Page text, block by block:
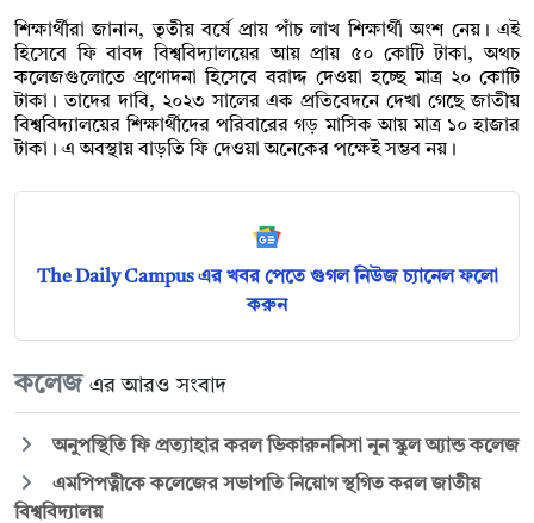
শিক্ষার্থীরা জানান, তৃতীয় বর্ষে প্রায় পাঁচ লাখ শিক্ষার্থী অংশ নেয়। এই
হিসেবে ফি বাবদ বিশ্ববিদ্যালয়ের আয় প্রায় ৫০ কোটি টাকা, অথচ
কলেজগুলোতে প্রণোদনা হিসেবে বরাদ্দ দেওয়া হচ্ছে মাত্র ২০ কোটি
টাকা। তাদের দাবি, ২০২৩ সালের এক প্রতিবেদনে দেখা গেছে জাতীয়
বিশ্ববিদ্যালয়ের শিক্ষার্থীদের পরিবারের গড় মাসিক আয় মাত্র ১০ হাজার
টাকা। এ অবস্থায় বাড়তি ফি দেওয়া অনেকের পক্ষেই সম্ভব নয়।
The Daily Campus এর খবর পেতে গুগল নিউজ চ্যানেল ফলো
করুন
কলেজ এর আরও সংবাদ
অনুপস্থিতি ফি প্রত্যাহার করল ভিকারুননিসা নূন স্কুল অ্যান্ড কলেজ
এমপিপত্নীকে কলেজের সভাপতি নিয়োগ স্থগিত করল জাতীয়
বিশ্ববিদ্যালয়